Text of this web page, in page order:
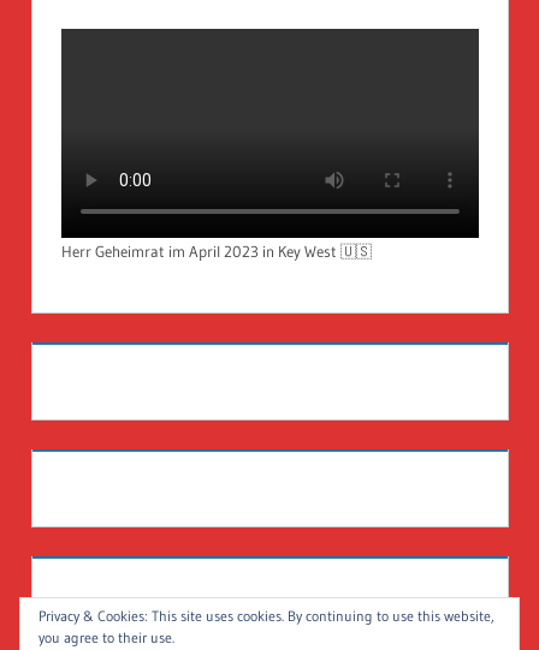
Herr Geheimrat im April 2023 in Key West 🇺🇸
Privacy & Cookies: This site uses cookies. By continuing to use this website,
you agree to their use.